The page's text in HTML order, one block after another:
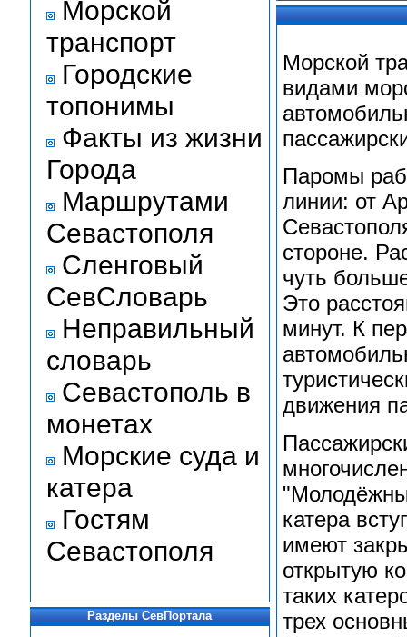
Морской
транспорт
Городские
топонимы
Факты из жизни
Города
Маршрутами
Севастополя
Сленговый
СевСловарь
Неправильный
словарь
Севастополь в
монетах
Морские суда и
катера
Гостям
Севастополя
Разделы СевПортала
Морской
видами
Паромы
линии: от
стороне.
чуть
Это
минут. К
движения
катера
имеют
открытую
таких
трех